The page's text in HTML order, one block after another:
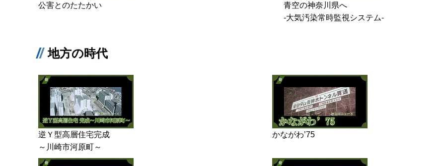
公害とのたたかい
青空の神奈川県へ
-大気汚染常時監視システム-
地方の時代
逆Ｙ型高層住宅完成
～川崎市河原町～
かながわ’75